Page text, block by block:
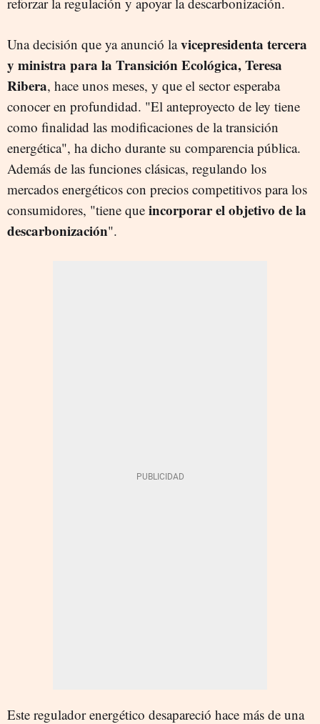
Una decisión que ya anunció lavicepresidenta tercera
y ministra para la Transición Ecológica, Teresa
Ribera, hace unos meses, y que el sector esperaba
conocer en profundidad. "El anteproyecto de ley tiene
como finalidad las modificaciones de la transición
energética", ha dicho durante su comparencia pública.
Además de las funciones clásicas, regulando los
mercados energéticos con precios competitivos para los
consumidores, "tiene que incorporar el objetivo de la
descarbonización".
Este regulador energético desapareció hace más de una